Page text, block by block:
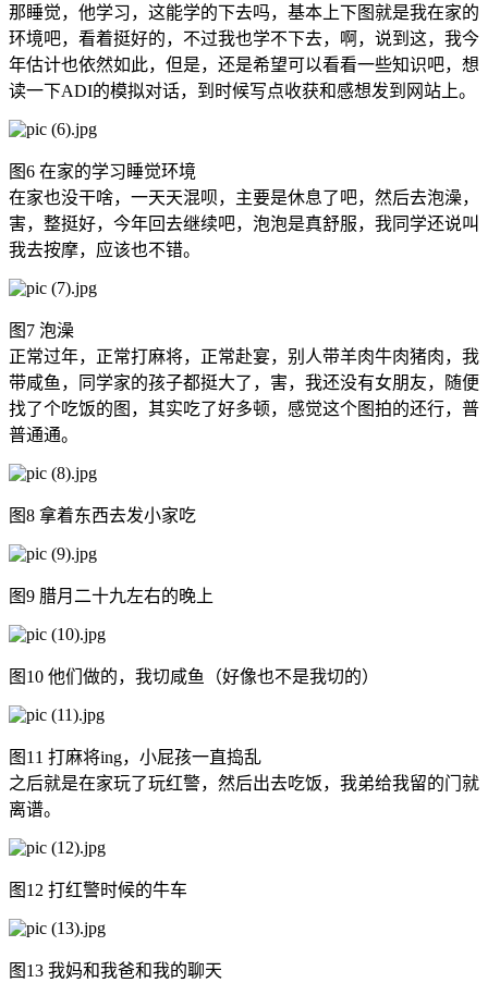
那睡觉，他学习，这能学的下去吗，基本上下图就是我在家的
环境吧，看着挺好的，不过我也学不下去，啊，说到这，我今
年估计也依然如此，但是，还是希望可以看看一些知识吧，想
读一下ADI的模拟对话，到时候写点收获和感想发到网站上。
图6 在家的学习睡觉环境
在家也没干啥，一天天混呗，主要是休息了吧，然后去泡澡，
害，整挺好，今年回去继续吧，泡泡是真舒服，我同学还说叫
我去按摩，应该也不错。
图7 泡澡
正常过年，正常打麻将，正常赴宴，别人带羊肉牛肉猪肉，我
带咸鱼，同学家的孩子都挺大了，害，我还没有女朋友，随便
找了个吃饭的图，其实吃了好多顿，感觉这个图拍的还行，普
普通通。
图8 拿着东西去发小家吃
图9 腊月二十九左右的晚上
图10 他们做的，我切咸鱼（好像也不是我切的）
图11 打麻将ing，小屁孩一直捣乱
之后就是在家玩了玩红警，然后出去吃饭，我弟给我留的门就
离谱。
图12 打红警时候的牛车
图13 我妈和我爸和我的聊天